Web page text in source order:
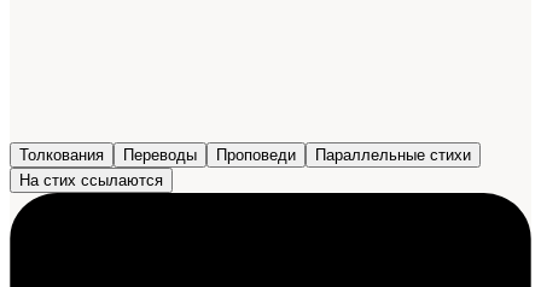
Толкования Переводы Проповеди
Параллельные стихи
На стих ссылаются